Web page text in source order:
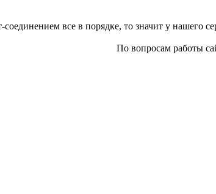
все в порядке, то значит у нашего
По вопросам работы